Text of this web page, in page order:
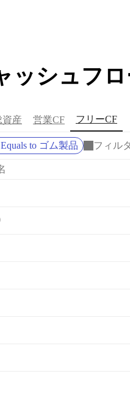
ッシュフ
資産 営業CF フリーCF
to ゴム製品 フィル